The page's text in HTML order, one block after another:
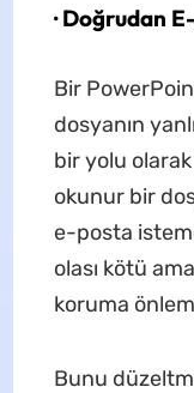
· Doğrudan
Bir
dosyanın
bir yolu
okunur bir
e-posta
olası kötü
koruma
Bunu